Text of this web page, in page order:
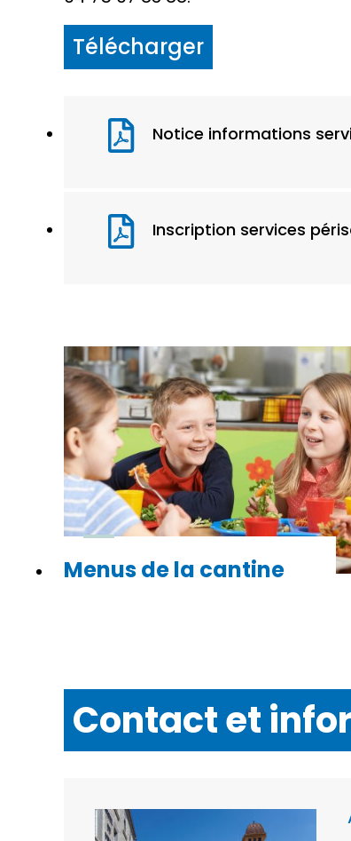
Télécharger
Notice informations
Inscription services
Menus de la cantine
Contact et